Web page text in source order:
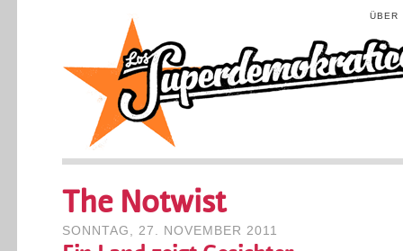
ÜBER
The Notwist
SONNTAG, 27. NOVEMBER 2011